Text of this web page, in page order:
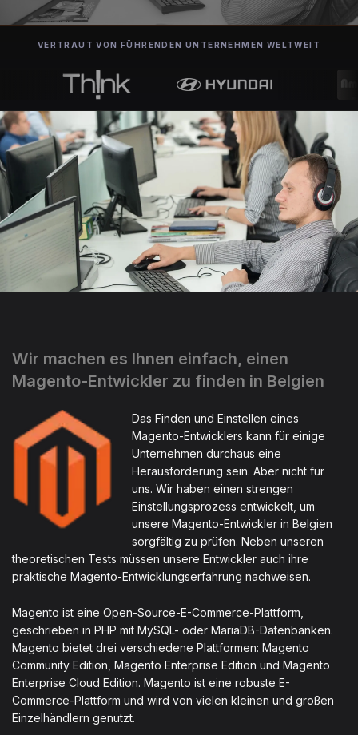
VERTRAUT VON FÜHRENDEN UNTERNEHMEN WELTWEIT
Wir machen es Ihnen einfach, einen
Magento-Entwickler zu finden in Belgien
Das Finden und Einstellen eines
Magento-Entwicklers kann für einige
Unternehmen durchaus eine
Herausforderung sein. Aber nicht für
uns. Wir haben einen strengen
Einstellungsprozess entwickelt, um
unsere Magento-Entwickler in Belgien
sorgfältig zu prüfen. Neben unseren
theoretischen Tests müssen unsere Entwickler auch ihre
praktische Magento-Entwicklungserfahrung nachweisen.
Magento ist eine Open-Source-E-Commerce-Plattform,
geschrieben in PHP mit MySQL- oder MariaDB-Datenbanken.
Magento bietet drei verschiedene Plattformen: Magento
Community Edition, Magento Enterprise Edition und Magento
Enterprise Cloud Edition. Magento ist eine robuste E-
Commerce-Plattform und wird von vielen kleinen und großen
Einzelhändlern genutzt.